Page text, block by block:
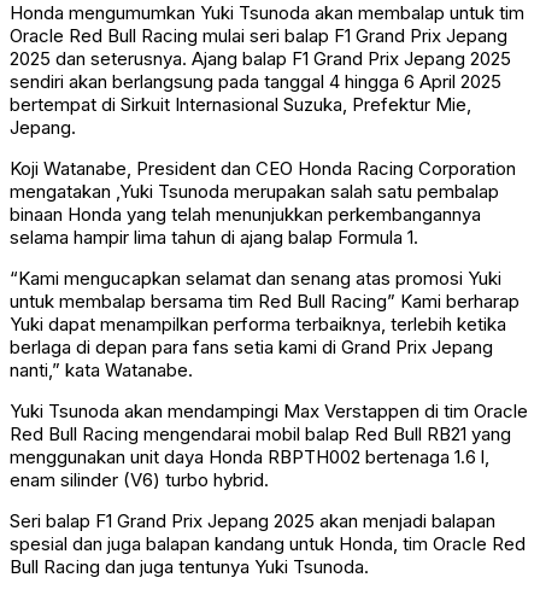
Honda mengumumkan Yuki Tsunoda akan membalap untuk tim
Oracle Red Bull Racing mulai seri balap F1 Grand Prix Jepang
2025 dan seterusnya. Ajang balap F1 Grand Prix Jepang 2025
sendiri akan berlangsung pada tanggal 4 hingga 6 April 2025
bertempat di Sirkuit Internasional Suzuka, Prefektur Mie,
Jepang.
Koji Watanabe, President dan CEO Honda Racing Corporation
mengatakan ,Yuki Tsunoda merupakan salah satu pembalap
binaan Honda yang telah menunjukkan perkembangannya
selama hampir lima tahun di ajang balap Formula 1.
“Kami mengucapkan selamat dan senang atas promosi Yuki
untuk membalap bersama tim Red Bull Racing” Kami berharap
Yuki dapat menampilkan performa terbaiknya, terlebih ketika
berlaga di depan para fans setia kami di Grand Prix Jepang
nanti,” kata Watanabe.
Yuki Tsunoda akan mendampingi Max Verstappen di tim Oracle
Red Bull Racing mengendarai mobil balap Red Bull RB21 yang
menggunakan unit daya Honda RBPTH002 bertenaga 1.6 l,
enam silinder (V6) turbo hybrid.
Seri balap F1 Grand Prix Jepang 2025 akan menjadi balapan
spesial dan juga balapan kandang untuk Honda, tim Oracle Red
Bull Racing dan juga tentunya Yuki Tsunoda.